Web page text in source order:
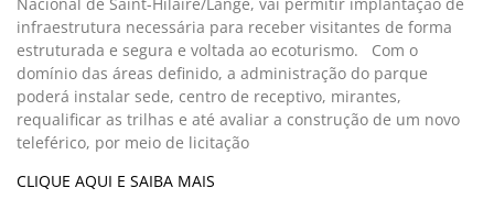
infraestrutura necessária para receber visitantes de forma
estruturada e segura e voltada ao ecoturismo. Com o
domínio das áreas definido, a administração do parque
poderá instalar sede, centro de receptivo, mirantes,
requalificar as trilhas e até avaliar a construção de um novo
teleférico, por meio de licitação
CLIQUE AQUI E SAIBA MAIS